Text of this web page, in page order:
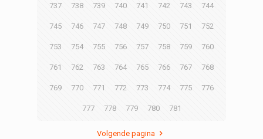
737 738 739 740 741 742 743 744
745 746 747 748 749 750 751 752
753 754 755 756 757 758 759 760
761 762 763 764 765 766 767 768
769 770 771 772 773 774 775 776
777 778 779 780 781
Volgende pagina